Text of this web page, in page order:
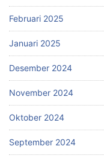
Februari 2025
Januari 2025
Desember 2024
November 2024
Oktober 2024
September 2024